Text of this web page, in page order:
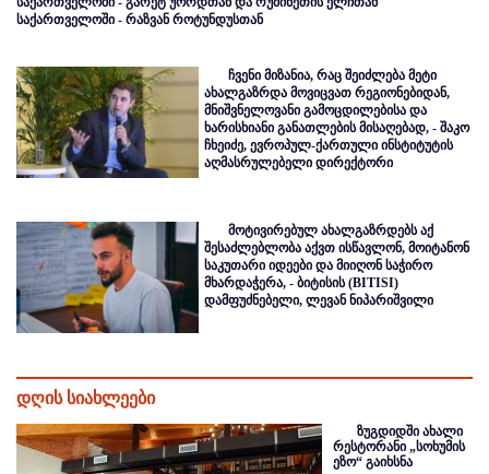
საქართველოში - რაზვან როტუნდუსთან
ჩვენი მიზანია, რაც შეიძლება მეტი
ახალგაზრდა მოვიცვათ რეგიონებიდან,
მნიშვნელოვანი გამოცდილებისა და
ხარისხიანი განათლების მისაღებად, - შაკო
ჩხეიძე, ევროპულ-ქართული ინსტიტუტის
აღმასრულებელი დირექტორი
მოტივირებულ ახალგაზრდებს აქ
შესაძლებლობა აქვთ ისწავლონ, მოიტანონ
საკუთარი იდეები და მიიღონ საჭირო
მხარდაჭერა, - ბიტისის (BITISI)
დამფუძნებელი, ლევან ნიპარიშვილი
დღის სიახლეები
ზუგდიდში ახალი
რესტორანი „სოხუმის
ეზო“ გაიხსნა